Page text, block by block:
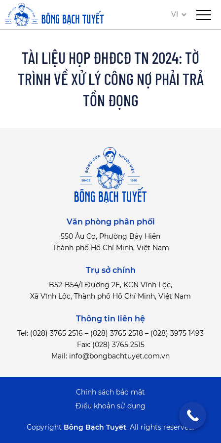
VI
TÀI LIỆU HỌP ĐHĐCĐ TN 2024: TỜ
TRÌNH VỀ XỬ LÝ CÔNG NỢ PHẢI TRẢ
TỒN ĐỌNG
Văn phòng phân phối
550 Âu Cơ, Phường Bảy Hiền
Thành phố Hồ Chí Minh, Việt Nam
Trụ sở chính
B52-B54/I Đường 2E, KCN Vĩnh Lộc,
Xã Vĩnh Lộc, Thành phố Hồ Chí Minh, Việt Nam
Thông tin liên hệ
Tel: (028) 3765 2516 – (028) 3765 2518 – (028) 3975 1493
Fax: (028) 3765 2515
Mail: info@bongbachtuyet.com.vn
Copyright Bông Bạch Tuyết. All rights reserved.
Điểu khoản sử dụng
Chính sách bảo mật